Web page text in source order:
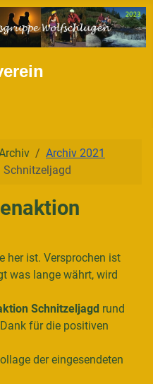
Archiv 2021
her ist. Versprochen ist
was lange währt, wird
Schnitzeljagd rund
für die positiven
der eingesendeten